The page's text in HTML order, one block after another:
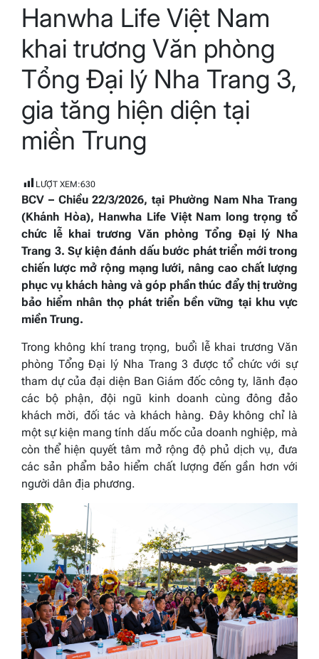
read
Hanwha Life Việt Nam
khai trương Văn phòng
Tổng Đại lý Nha Trang 3,
gia tăng hiện diện tại
miền Trung
LƯỢT XEM:630
BCV – Chiều 22/3/2026, tại Phường Nam Nha Trang
(Khánh Hòa), Hanwha Life Việt Nam long trọng tổ
chức lễ khai trương Văn phòng Tổng Đại lý Nha
Trang 3. Sự kiện đánh dấu bước phát triển mới trong
chiến lược mở rộng mạng lưới, nâng cao chất lượng
phục vụ khách hàng và góp phần thúc đẩy thị trường
bảo hiểm nhân thọ phát triển bền vững tại khu vực
miền Trung.
Trong không khí trang trọng, buổi lễ khai trương Văn
phòng Tổng Đại lý Nha Trang 3 được tổ chức với sự
tham dự của đại diện Ban Giám đốc công ty, lãnh đạo
các bộ phận, đội ngũ kinh doanh cùng đông đảo
khách mời, đối tác và khách hàng. Đây không chỉ là
một sự kiện mang tính dấu mốc của doanh nghiệp, mà
còn thể hiện quyết tâm mở rộng độ phủ dịch vụ, đưa
các sản phẩm bảo hiểm chất lượng đến gần hơn với
người dân địa phương.